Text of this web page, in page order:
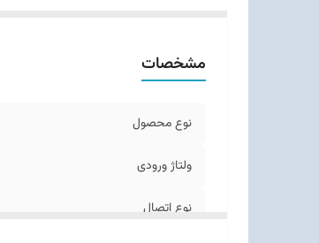
مشخصات
نوع محصول
ولتاژ ورودی
نوع اتصال